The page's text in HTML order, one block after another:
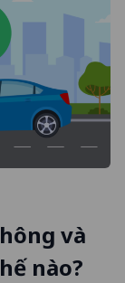
và
nào?